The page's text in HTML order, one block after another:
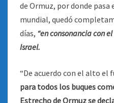
de Ormuz, por donde
mundial, quedó
días, “en consonancia con
Israel.
“De acuerdo con el alto el
para todos los buques
Estrecho de Ormuz se